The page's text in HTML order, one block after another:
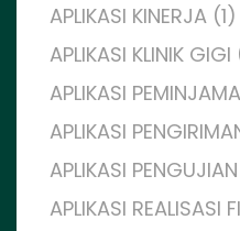
APLIKASI KINERJA (1)
APLIKASI KLINIK GIGI
APLIKASI
APLIKASI
APLIKASI
APLIKASI REALISASI